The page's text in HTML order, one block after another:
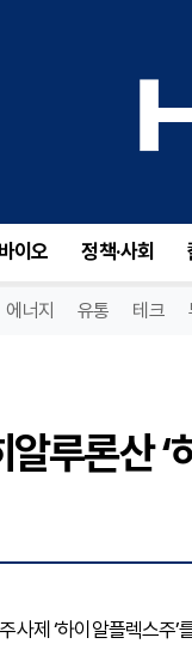
이오 정책·사회
에너지 유통 테크
루론산 ‘
제 ‘하이알플렉스주’